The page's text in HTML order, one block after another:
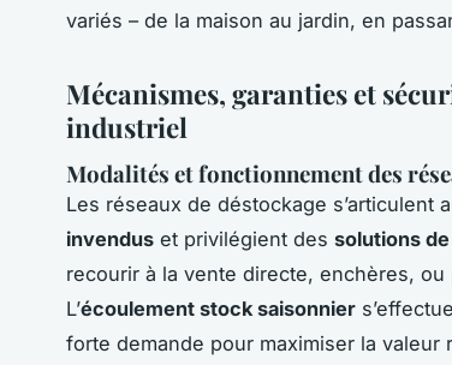
variés – de la maison au jardin, en
Mécanismes, garanties et
industriel
Modalités et fonctionnement des
Les réseaux de déstockage s’articulent
invendus et privilégient des solutions
recourir à la vente directe, enchères,
L’écoulement stock saisonnier
forte demande pour maximiser la